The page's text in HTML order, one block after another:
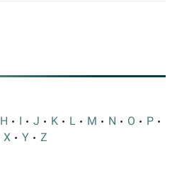
H I J K L M N O
P
X Y Z